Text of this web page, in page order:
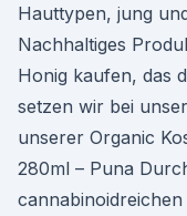
Hauttypen, jung
Nachhaltiges
Honig kaufen, das
setzen wir bei
unserer Organic
280ml – Puna